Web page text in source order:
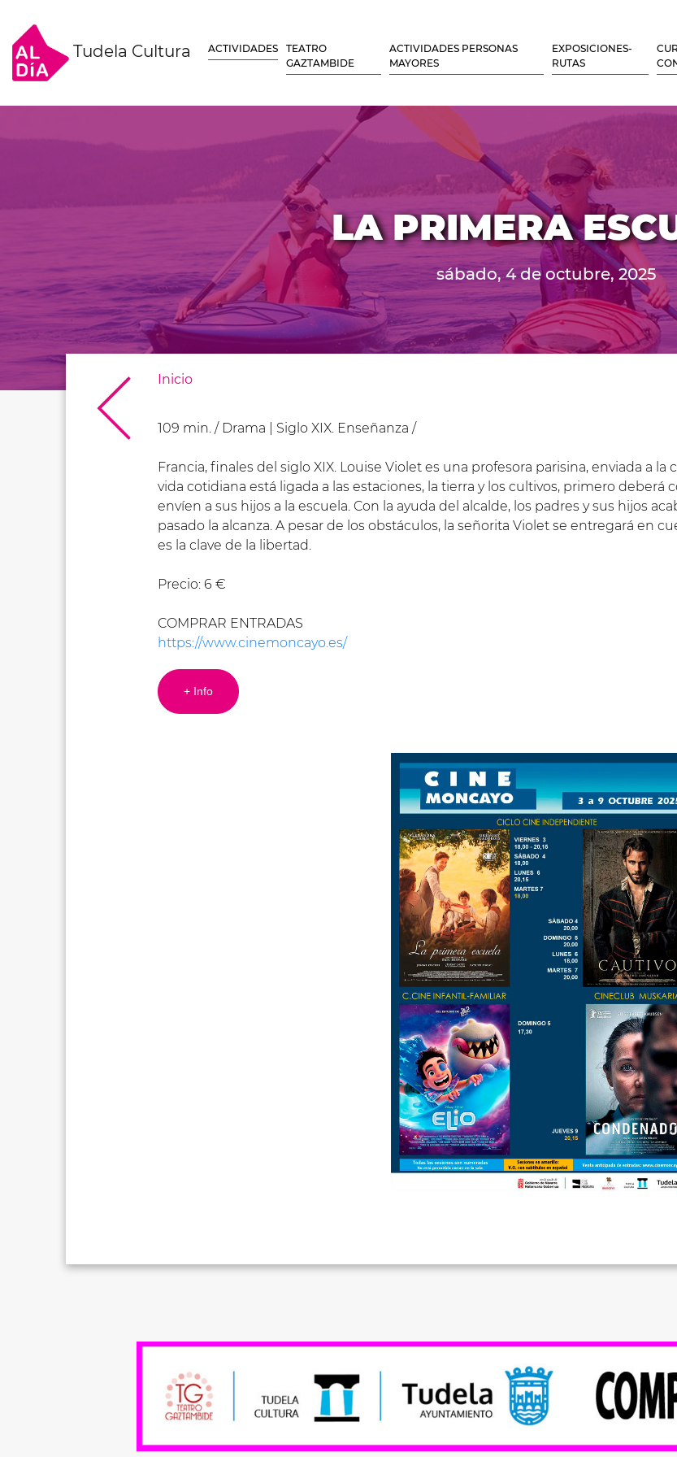
Tudela Cultura ACTIVIDADES
TEATRO
GAZTAMBIDE
ACTIVIDADES PERSONAS
MAYORES
EXPOSICIONES-
RUTAS
LA PRIMERA
sábado, 4 de octubre, 2025
Inicio
109 min. / Drama | Siglo XIX. Enseñanza /
Francia, finales del siglo XIX. Louise Violet es una profesora parisina, enviada a
vida cotidiana está ligada a las estaciones, la tierra y los cultivos, primero deberá
envíen a sus hijos a la escuela. Con la ayuda del alcalde, los padres y sus hijos
pasado la alcanza. A pesar de los obstáculos, la señorita Violet se entregará en
es la clave de la libertad.
Precio: 6 €
COMPRAR ENTRADAS
https://www.cinemoncayo.es/
+ Info